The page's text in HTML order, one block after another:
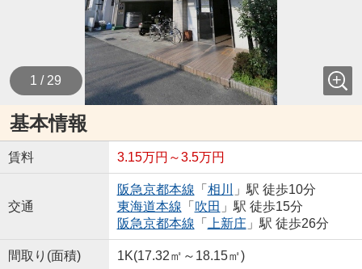
1 / 29
基本情報
賃料 3.15万円～3.5万円
交通
阪急京都本線 「 相川
」駅 徒歩10分
東海道本線 「 吹田 」駅 徒歩15分
阪急京都本線 「 上新庄 」駅 徒歩26分
間取り(面積) 1K(17.32㎡～18.15㎡)